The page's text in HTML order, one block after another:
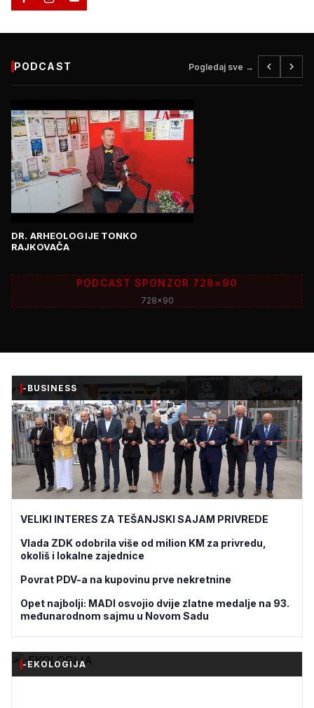
PODCAST Pogledaj sve →
DR. ARHEOLOGIJE TONKO
RAJKOVAČA
PODCAST SPONZOR 728×90
728x90
-BUSINESS
VELIKI INTERES ZA TEŠANJSKI SAJAM PRIVREDE
Vlada ZDK odobrila više od milion KM za privredu,
okoliš i lokalne zajednice
Povrat PDV-a na kupovinu prve nekretnine
Opet najbolji: MADI osvojio dvije zlatne medalje na 93.
međunarodnom sajmu u Novom Sadu
-EKOLOGIJA